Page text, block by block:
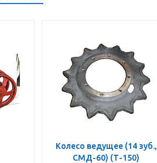
Колесо ведущее (14 зуб.,
СМД-60) (Т-150)